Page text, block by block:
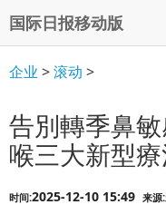
国际日报移动版
企业 >滚动 >
告別轉季鼻
喉三大新型
时间:2025-12-10 15:49 来源: